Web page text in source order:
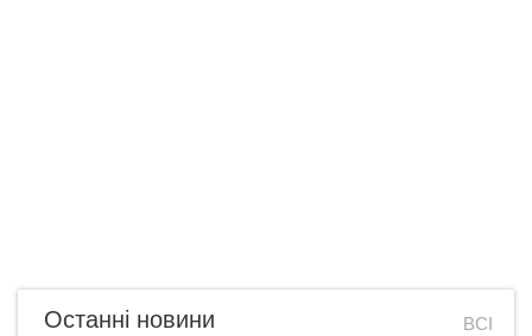
Останні новини ВСІ